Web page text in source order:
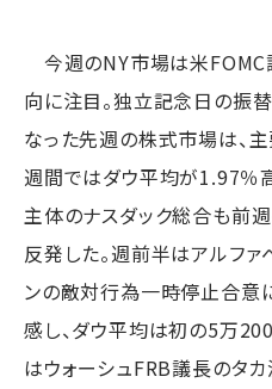
今週のNY市場は米FOMC
向に注目。独立記念日の振
なった先週の株式市場は、
週間ではダウ平均が1.97％
主体のナスダック総合も前
反発した。週前半はアルファ
ンの敵対行為一時停止合意
感し、ダウ平均は初の5万
はウォーシュFRB議長のタ